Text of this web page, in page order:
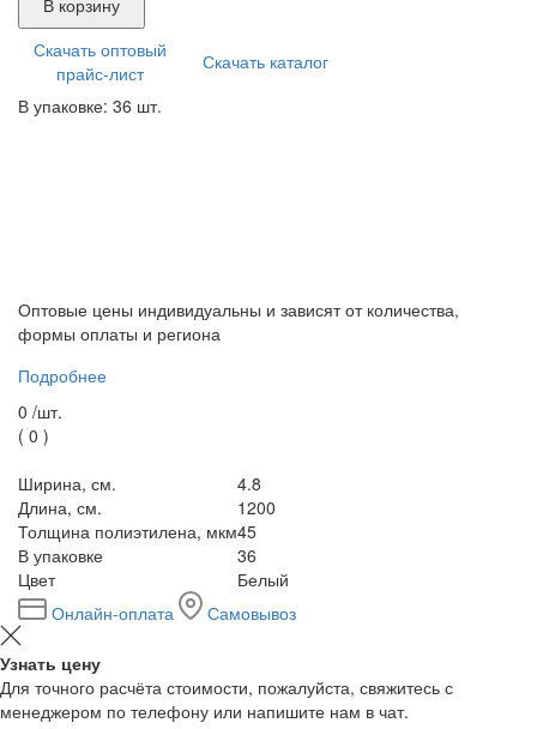
Скачать оптовый
прайс-лист
Скачать каталог
В упаковке: 36 шт.
Оптовые цены индивидуальны и зависят от количества,
формы оплаты и региона
Подробнее
0 /шт.
( 0 )
Ширина, см.
4.8
Длина, см.
1200
Толщина полиэтилена, мкм45
В упаковке
36
Цвет
Белый
Онлайн-оплата
Самовывоз
Узнать цену
Для точного расчёта стоимости, пожалуйста, свяжитесь с
менеджером по телефону или напишите нам в чат.